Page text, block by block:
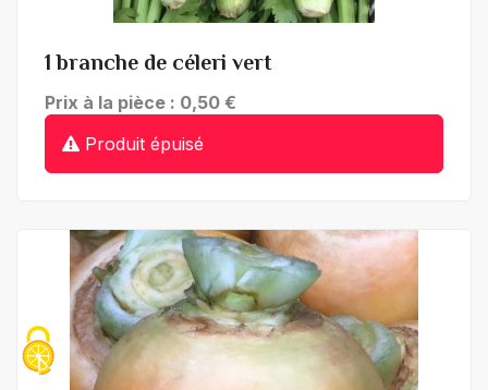
1 branche de céleri vert
Prix à la pièce : 0,50 €
Produit épuisé